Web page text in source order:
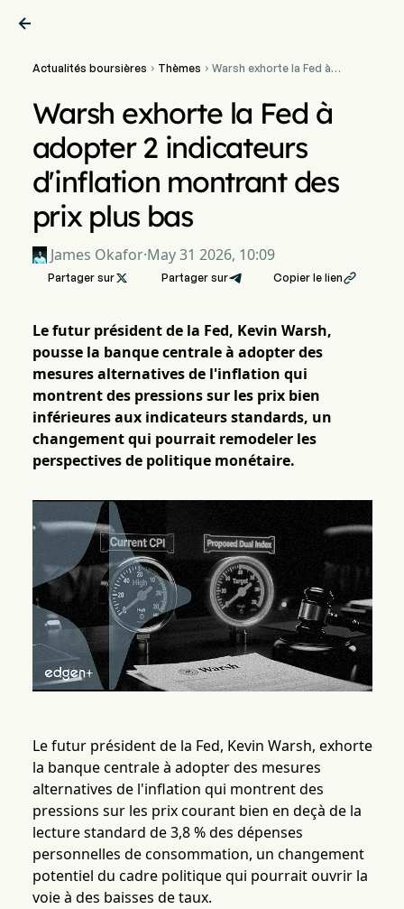

Actualités boursières  Thèmes  Warsh exhorte la Fed à
prix plus bas
Warsh exhorte la Fed à
adopter 2 indicateurs
d'inflation montrant des
prix plus bas
James Okafor·May 31 2026, 10:09
Partager sur Partager sur Copier le lien
Le futur président de la Fed, Kevin Warsh,
pousse la banque centrale à adopter des
mesures alternatives de l'inflation qui
montrent des pressions sur les prix bien
inférieures aux indicateurs standards, un
changement qui pourrait remodeler les
perspectives de politique monétaire.
Le futur président de la Fed, Kevin Warsh, exhorte
la banque centrale à adopter des mesures
alternatives de l'inflation qui montrent des
pressions sur les prix courant bien en deçà de la
lecture standard de 3,8 % des dépenses
personnelles de consommation, un changement
potentiel du cadre politique qui pourrait ouvrir la
voie à des baisses de taux.